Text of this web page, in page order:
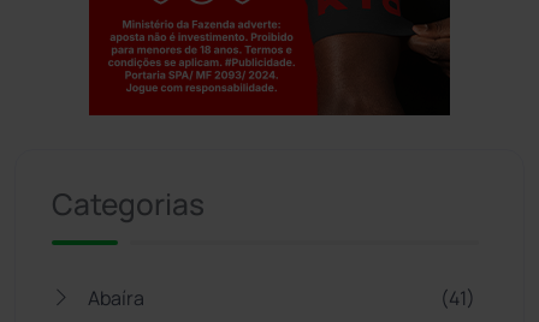
Categorias
Abaíra (41)